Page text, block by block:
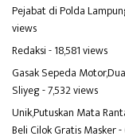
Pejabat di Polda
views
Redaksi- 18,581 views
Gasak Sepeda
Sliyeg- 7,532 views
Unik,Putuskan Mata
Beli Cilok Gratis Masker-